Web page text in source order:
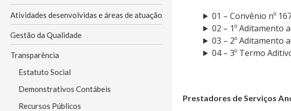
01 – Convênio nº
02 – 1º Aditamento
03 – 2º Aditamento
04 – 3º Termo
Prestadores de Serviços
Atividades desenvolvidas e áreas de atuação
Gestão da Qualidade
Transparência
Estatuto Social
Demonstrativos Contábeis
Recursos Públicos